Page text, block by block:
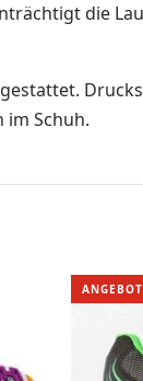
die
im Schuh.